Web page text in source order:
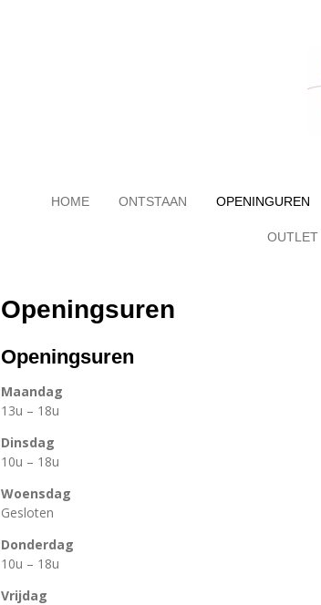
HOME ONTSTAAN OPENINGUREN
OUTLET
Openingsuren
Openingsuren
Maandag
13u – 18u
Dinsdag
10u – 18u
Woensdag
Gesloten
Donderdag
10u – 18u
Vrijdag